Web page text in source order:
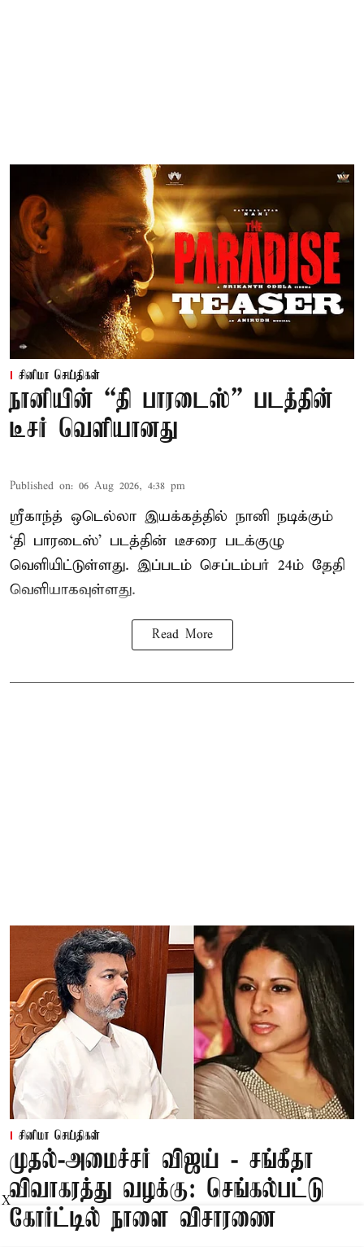
சினிமா செய்திகள்
நானியின் “தி பாரடைஸ்” படத்தின்
டீசர் வெளியானது
Published on: 06 Aug 2026, 4:38 pm
ஸ்ரீகாந்த் ஒடெல்லா இயக்கத்தில் நானி நடிக்கும்
‘தி பாரடைஸ்’ படத்தின் டீசரை படக்குழு
வெளியிட்டுள்ளது. இப்படம் செப்டம்பர் 24ம் தேதி
வெளியாகவுள்ளது.
Read More
சினிமா செய்திகள்
முதல்-அமைச்சர் விஜய் - சங்கீதா
விவாகரத்து வழக்கு: செங்கல்பட்டு
கோர்ட்டில் நாளை விசாரணை
X